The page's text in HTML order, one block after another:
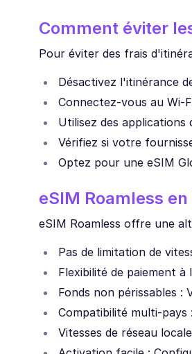
Comment éviter
Pour éviter des frais
Désactivez l'itinérance
Connectez-vous au Wi-
Utilisez des applications
Vérifiez si votre
Optez pour une eSIM
eSIM Roamless
eSIM Roamless offre une
Pas de limitation de
Flexibilité de paiement
Fonds non périssables :
Compatibilité multi-pays
Vitesses de réseau